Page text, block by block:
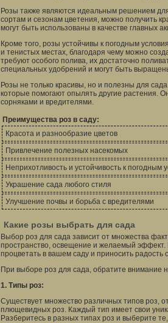
Розы также являются идеальным решением
сортам и сезонам цветения, можно получить
могут быть использованы в качестве главных
Кроме того, розы устойчивы к погодным
и тенистых местах, благодаря чему можно
требуют особого полива, их достаточно
специальных удобрений и могут быть
Розы не только красивы, но и полезны для
которые помогают опылять другие растения.
сорняками и вредителями.
Преимущества роз в саду:
Красота и разнообразие цветов
Привлечение полезных насекомых
Неприхотливость и устойчивость к погодным
Украшение сада любого стиля
Улучшение почвы и борьба с вредителями
Какие розы выбрать для сада
Выбор роз для сада зависит от множества
пространство, освещение и желаемый эффект.
процветать в вашем саду и приносить
При выборе роз для сада, обратите
1. Типы роз:
Существует множество различных типов роз,
плющевидных роз. Каждый тип имеет свои
Разберитесь в разных типах роз и выберите